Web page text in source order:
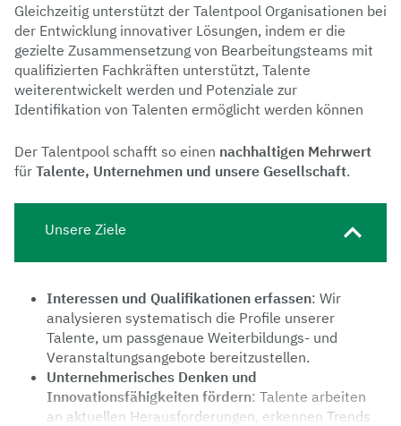
Gleichzeitig unterstützt der Talentpool Organisationen bei
der Entwicklung innovativer Lösungen, indem er die
gezielte Zusammensetzung von Bearbeitungsteams mit
qualifizierten Fachkräften unterstützt, Talente
weiterentwickelt werden und Potenziale zur
Identifikation von Talenten ermöglicht werden können
Der Talentpool schafft so einen nachhaltigen Mehrwert
für Talente, Unternehmen und unsere Gesellschaft.
Unsere Ziele
Interessen und Qualifikationen erfassen: Wir
analysieren systematisch die Profile unserer
Talente, um passgenaue Weiterbildungs- und
Veranstaltungsangebote bereitzustellen.
Unternehmerisches Denken und
Innovationsfähigkeiten fördern: Talente arbeiten
an aktuellen Herausforderungen, erkennen Trends